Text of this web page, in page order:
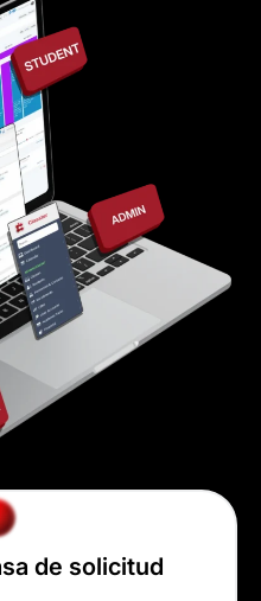
de solicitud